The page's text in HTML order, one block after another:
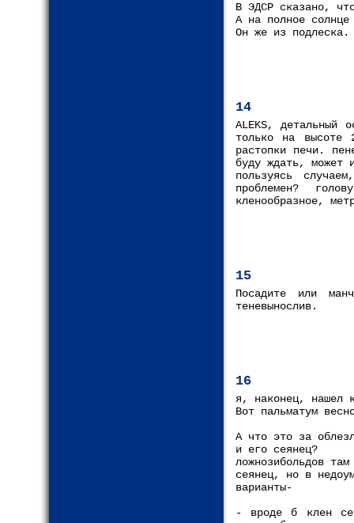
В ЭДСР сказано,
А на полное солнце
Он же из подлеска.
14
ALEKS, детальный
только на
растопки печи.
буду ждать,
пользуясь
проблемен?
кленообразное,
15
Посадите или
теневынослив.
16
я, наконец, нашел
Вот пальматум
А что это за
и его сеянец?
ложнозибольдов
сеянец, но в
варианты-
- вроде б клен